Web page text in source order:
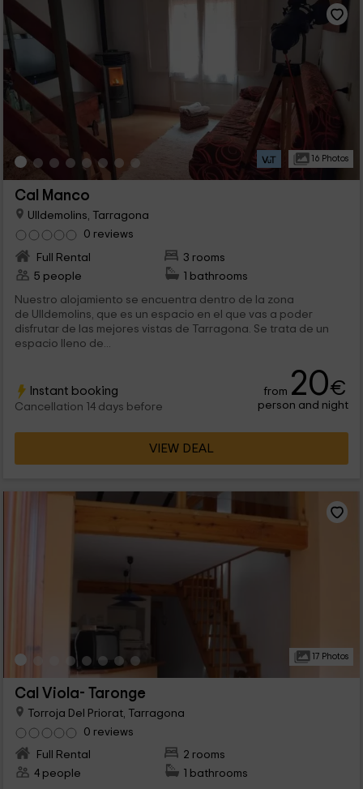
16 Photos
Cal Manco
Ulldemolins, Tarragona
0 reviews
Full Rental
3 rooms
5 people
1 bathrooms
Nuestro alojamiento se encuentra dentro de la zona
de Ulldemolins, que es un espacio en el que vas a poder
disfrutar de las mejores vistas de Tarragona. Se trata de un
espacio lleno de...
Instant booking
Cancellation 14 days before
from 20€
person and night
VIEW DEAL
17 Photos
Cal Viola- Taronge
Torroja Del Priorat, Tarragona
0 reviews
Full Rental
2 rooms
4 people
1 bathrooms